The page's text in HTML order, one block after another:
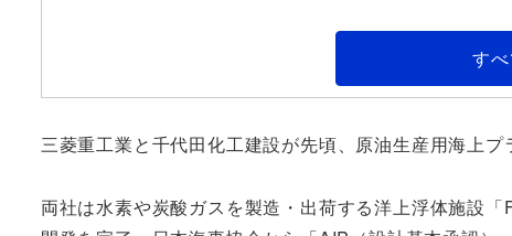
す
三菱重工業と千代田化工建設が先頃、原油生産用海上
両社は水素や炭酸ガスを製造・出荷する洋上浮体施設